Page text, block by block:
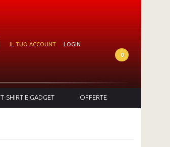
IL TUO ACCOUNT
LOGIN
0
T-SHIRT E GADGET OFFERTE